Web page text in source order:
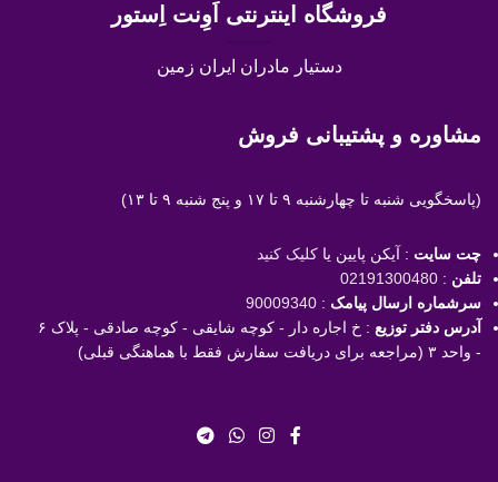
فروشگاه اینترنتی اَوِنت اِستور
دستیار مادران ایران زمین
مشاوره و پشتیبانی فروش
(پاسخگویی شنبه تا چهارشنبه ۹ تا ۱۷ و پنج شنبه ۹ تا ۱۳)
چت سایت : آیکن پایین یا کلیک کنید
تلفن :
02191300480
سرشماره ارسال پیامک :
90009340
آدرس دفتر توزیع
: خ اجاره دار - کوچه شایقی - کوچه صادقی - پلاک ۶
- واحد ۳ (مراجعه برای دریافت سفارش فقط با هماهنگی قبلی)